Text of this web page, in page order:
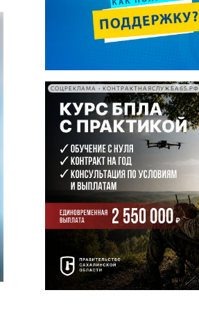
СОЦРЕКЛАМА • КОНТРАКТНАЯСЛУЖБА65.РФ